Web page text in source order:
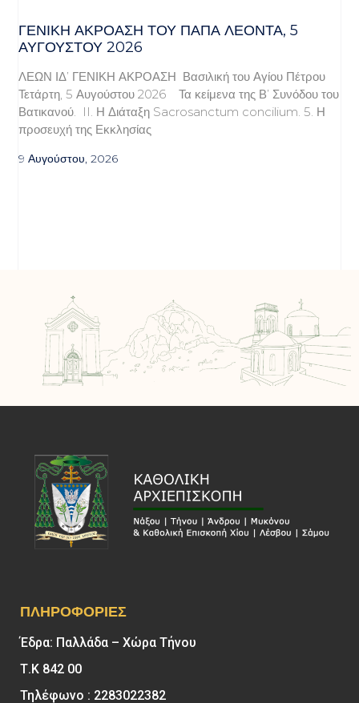
ΓΕΝΙΚΉ ΑΚΡΌΑΣΗ ΤΟΥ ΠΆΠΑ ΛΈΟΝΤΑ, 5
ΑΥΓΟΎΣΤΟΥ 2026
ΛΕΩΝ ΙΔ’ ΓΕΝΙΚΗ ΑΚΡΟΑΣΗ Βασιλική του Αγίου Πέτρου
Τετάρτη, 5 Αυγούστου 2026 Τα κείμενα της Β’ Συνόδου του
Βατικανού. II. Η Διάταξη Sacrosanctum concilium. 5. Η
προσευχή της Εκκλησίας
9 Αυγούστου, 2026
ΠΛΗΡΟΦΟΡΊΕΣ
Έδρα: Παλλάδα – Χώρα Τήνου
Τ.Κ 842 00
Τηλέφωνο : 2283022382